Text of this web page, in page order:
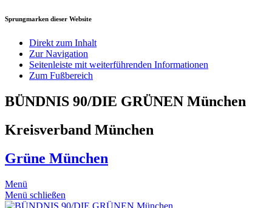
Sprungmarken dieser Website
Direkt zum Inhalt
Zur Navigation
Seitenleiste mit weiterführenden Informationen
Zum Fußbereich
BÜNDNIS 90/DIE GRÜNEN München
Kreisverband München
Grüne München
Menü
Menü schließen